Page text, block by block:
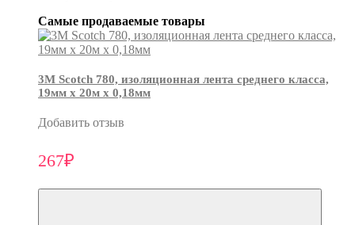
Самые продаваемые товары
3М Scotch 780, изоляционная лента среднего класса,
19мм х 20м х 0,18мм
Добавить отзыв
267₽